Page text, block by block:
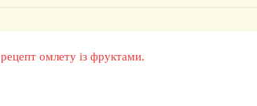
рецепт омлету із фруктами.